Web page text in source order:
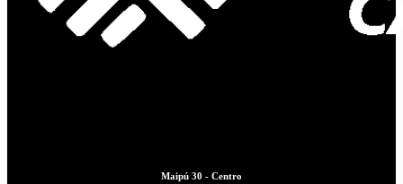
Maipú 30 - Centro